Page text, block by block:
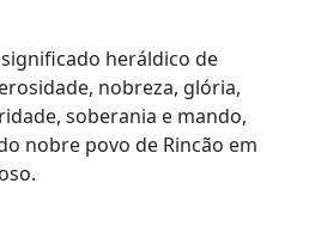
heráldico de
nobreza, glória,
soberania e mando,
nobre povo de Rincão em